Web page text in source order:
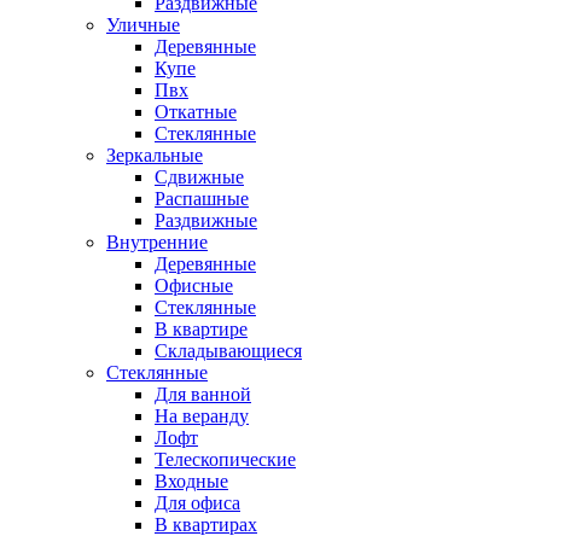
Уличные
Деревянные
Купе
Пвх
Откатные
Стеклянные
Зеркальные
Сдвижные
Распашные
Раздвижные
Внутренние
Деревянные
Офисные
Стеклянные
В квартире
Складывающиеся
Стеклянные
Для ванной
На веранду
Лофт
Телескопические
Входные
Для офиса
В квартирах